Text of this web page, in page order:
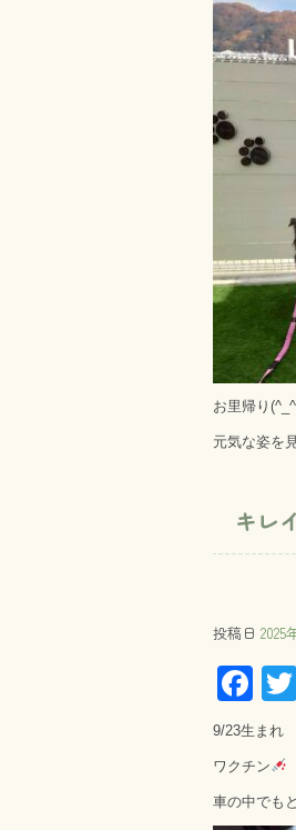
お里帰り
元気な姿を
キレ
投稿日 2025
F
ac
e
b
9/23生まれ
ワクチン
車の中でも